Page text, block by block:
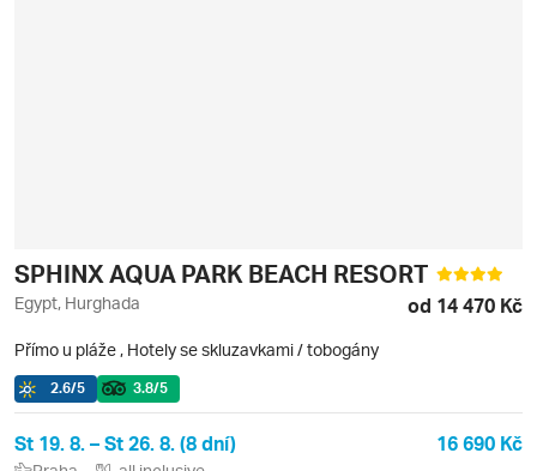
SPHINX AQUA PARK BEACH RESORT
Egypt, Hurghada od 14 470 Kč
Přímo u pláže , Hotely se skluzavkami / tobogány
2.6/5 3.8/5
St 19. 8. – St 26. 8. (8 dní) 16 690 Kč